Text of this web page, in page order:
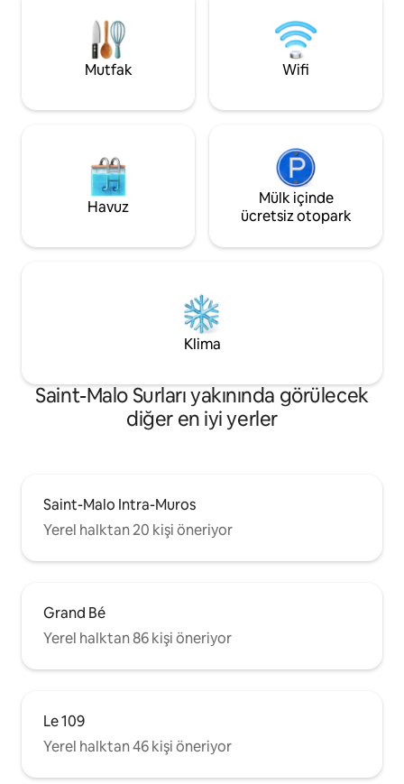
iyi şekilde değerlendirin ve geri
döndüğünüzde gün batımının tadını
avlusunda
Mutfak Wifi
Havuz
Mülk içinde
ücretsiz otopark
Klima
Saint-Malo Surları yakınında görülecek
diğer en iyi yerler
Saint-Malo Intra-Muros
Yerel halktan 20 kişi öneriyor
Grand Bé
Yerel halktan 86 kişi öneriyor
Le 109
Yerel halktan 46 kişi öneriyor